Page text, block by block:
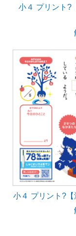
小４ プリント?
小４ プリント?